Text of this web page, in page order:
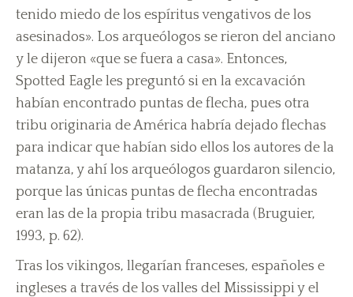
tenido miedo de los espíritus vengativos de los
asesinados». Los arqueólogos se rieron del anciano
y le dijeron «que se fuera a casa». Entonces,
Spotted Eagle les preguntó si en la excavación
habían encontrado puntas de flecha, pues otra
tribu originaria de América habría dejado flechas
para indicar que habían sido ellos los autores de la
matanza, y ahí los arqueólogos guardaron silencio,
porque las únicas puntas de flecha encontradas
eran las de la propia tribu masacrada (Bruguier,
1993, p. 62).
Tras los vikingos, llegarían franceses, españoles e
ingleses a través de los valles del Mississippi y el